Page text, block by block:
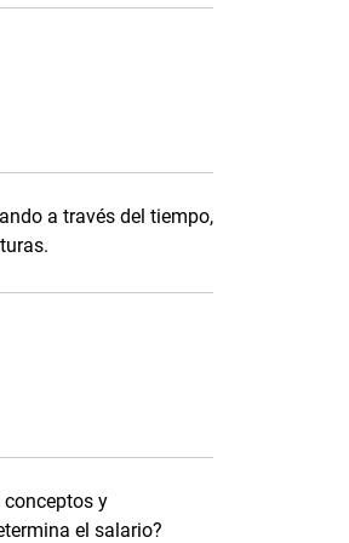
a través del tiempo,
y
el salario?